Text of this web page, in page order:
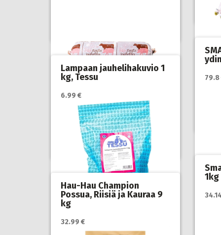
Katso lisätiedot / osta tuote
myyjän sivulla
Koiranruoka,Koirat,Kotimainen
koiranruoka
79.8
Lampaan jauhelihakuvio 1
kg, Tessu
6.99 €
myyjän sivulla
1kg
Hau-Hau Champion
Possua, Riisiä ja Kauraa 9
kg
32.99 €